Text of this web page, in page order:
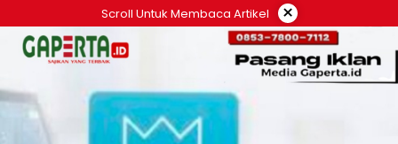
ke
konten
Scroll Untuk Membaca Artikel ×